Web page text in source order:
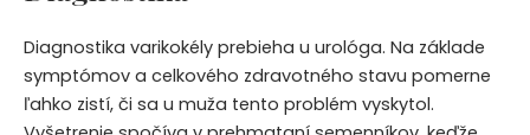
Diagnostika varikokély prebieha u urológa. Na základe
symptómov a celkového zdravotného stavu pomerne
ľahko zistí, či sa u muža tento problém vyskytol.